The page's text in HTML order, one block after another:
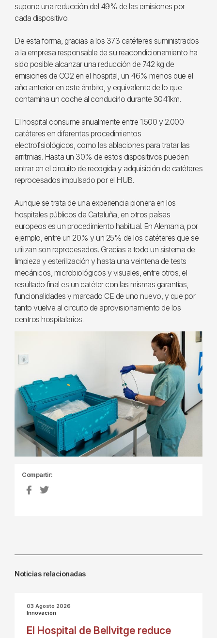
supone una reducción del 49% de las emisiones por
cada dispositivo.
De esta forma, gracias a los 373 catéteres suministrados
a la empresa responsable de su reacondicionamiento ha
sido posible alcanzar una reducción de 742 kg de
emisiones de CO2 en el hospital, un 46% menos que el
año anterior en este ámbito, y equivalente de lo que
contamina un coche al conducirlo durante 3041km.
El hospital consume anualmente entre 1.500 y 2.000
catéteres en diferentes procedimientos
electrofisiológicos, como las ablaciones para tratar las
arritmias. Hasta un 30% de estos dispositivos pueden
entrar en el circuito de recogida y adquisición de catéteres
reprocesados impulsado por el HUB.
Aunque se trata de una experiencia pionera en los
hospitales públicos de Cataluña, en otros países
europeos es un procedimiento habitual. En Alemania, por
ejemplo, entre un 20% y un 25% de los catéteres que se
utilizan son reprocesados. Gracias a todo un sistema de
limpieza y esterilización y hasta una veintena de tests
mecánicos, microbiológicos y visuales, entre otros, el
resultado final es un catéter con las mismas garantías,
funcionalidades y marcado CE de uno nuevo, y que por
tanto vuelve al circuito de aprovisionamiento de los
centros hospitalarios.
Compartir:
Noticias relacionadas
03 Agosto 2026
Innovación
El Hospital de Bellvitge reduce